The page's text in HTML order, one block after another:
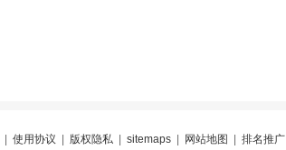
使用协议 版权隐私 sitemaps 网站地图 排名推广